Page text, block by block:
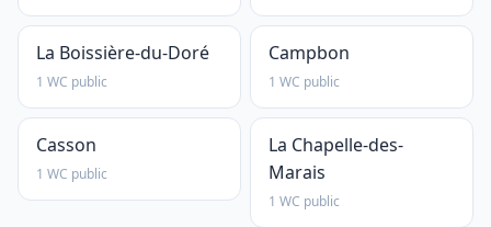
La Boissière-du-Doré
1 WC public
Campbon
1 WC public
Casson
1 WC public
La Chapelle-des-
Marais
1 WC public